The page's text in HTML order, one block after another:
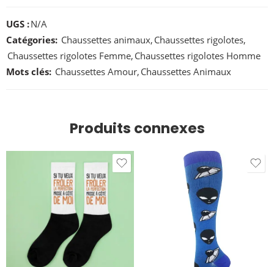
UGS :N/A
Catégories: Chaussettes animaux, Chaussettes rigolotes,
Chaussettes rigolotes Femme, Chaussettes rigolotes Homme
Mots clés: Chaussettes Amour, Chaussettes Animaux
Produits connexes